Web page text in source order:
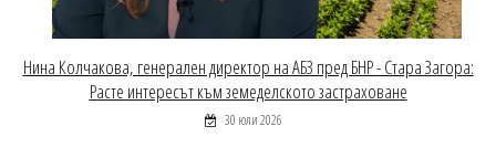
Нина Колчакова, генерален директор на АБЗ пред БНР - Стара Загора:
Расте интересът към земеделското застраховане
30 юли 2026